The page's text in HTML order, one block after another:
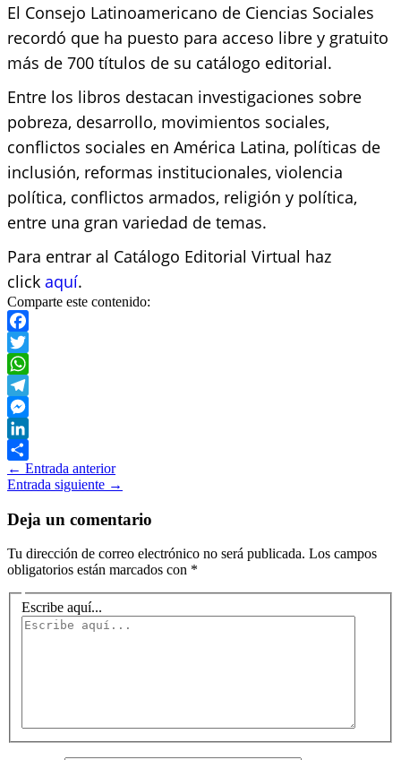
El Consejo Latinoamericano de Ciencias Sociales
recordó que ha puesto para acceso libre y gratuito
más de 700 títulos de su catálogo editorial.
Entre los libros destacan investigaciones sobre
pobreza, desarrollo, movimientos sociales,
conflictos sociales en América Latina, políticas de
inclusión, reformas institucionales, violencia
política, conflictos armados, religión y política,
entre una gran variedad de temas.
Para entrar al Catálogo Editorial Virtual haz
click aquí.
Comparte este contenido:
Facebook
Twitter
WhatsApp
Telegram
Messenger
LinkedIn
Compartir
← Entrada anterior
Entrada siguiente →
Deja un comentario
Tu dirección de correo electrónico no será publicada. Los campos
obligatorios están marcados con *
Escribe aquí...